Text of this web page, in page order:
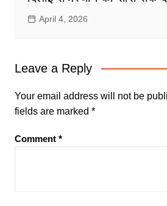
April 4, 2026
Leave a Reply
Your email address will not be
fields are marked *
Comment *